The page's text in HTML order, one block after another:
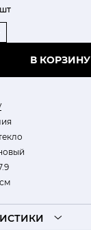
шт
В КОРЗИНУ